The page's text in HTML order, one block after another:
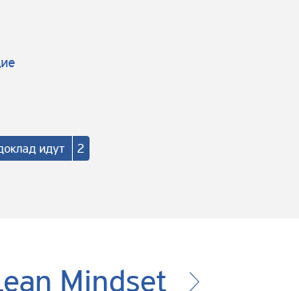
идут 2
Mindset